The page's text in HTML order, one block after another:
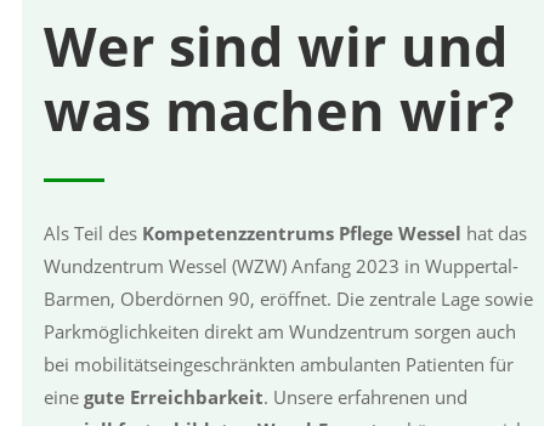
Wer sind wir und
was machen wir?
Als Teil des Kompetenzzentrums Pflege Wessel hat das
Wundzentrum Wessel (WZW) Anfang 2023 in Wuppertal-
Barmen, Oberdörnen 90, eröffnet. Die zentrale Lage sowie
Parkmöglichkeiten direkt am Wundzentrum sorgen auch
bei mobilitätseingeschränkten ambulanten Patienten für
eine gute Erreichbarkeit. Unsere erfahrenen und